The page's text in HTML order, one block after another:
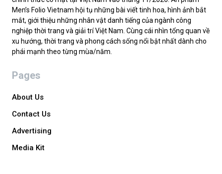
Men’s Folio Vietnam hội tụ những bài viết tinh hoa, hình ảnh bắt
mắt, giới thiệu những nhân vật danh tiếng của ngành công
nghiệp thời trang và giải trí Việt Nam. Cùng cái nhìn tổng quan về
xu hướng, thời trang và phong cách sống nổi bật nhất dành cho
phái mạnh theo từng mùa/năm.
Pages
About Us
Contact Us
Advertising
Media Kit